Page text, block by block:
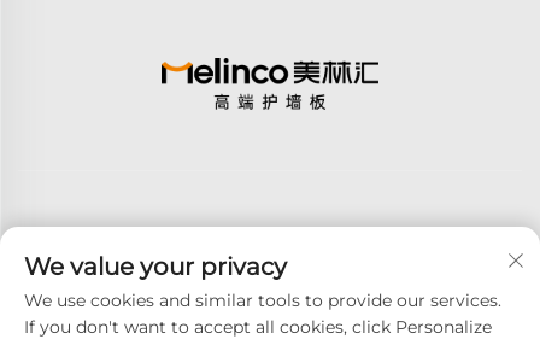
Tilaa
We value your privacy
We use cookies and similar tools to provide our services.
If you don't want to accept all cookies, click Personalize